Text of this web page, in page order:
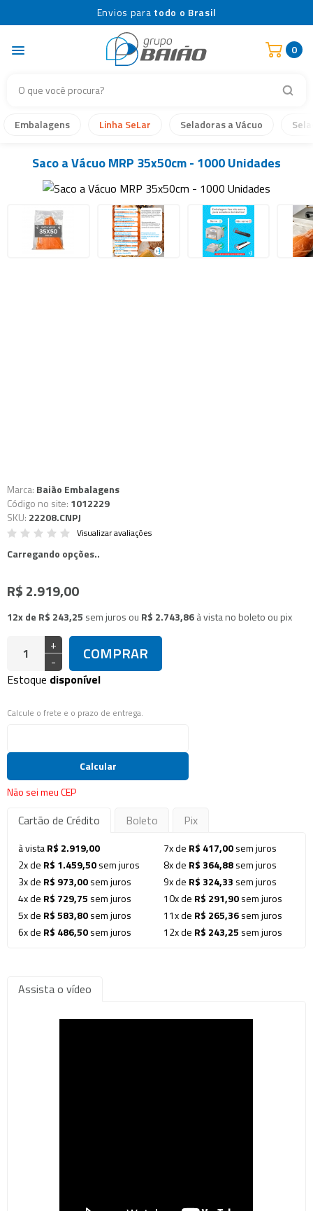
Envios para todo o Brasil
0
Embalagens Linha SeLar Seladoras a Vácuo
Saco a Vácuo MRP 35x50cm - 1000 Unidades
Marca: Baião Embalagens
Código no site: 1012229
SKU: 22208.CNPJ
Visualizar avaliações
Carregando opções..
R$ 2.919,00
12x de R$ 243,25 sem juros ou R$ 2.743,86à vista no boleto ou pix
+
-
COMPRAR
Estoque disponível
Calcule o frete e o prazo de entrega.
Calcular
Não sei meu CEP
Cartão de Crédito Boleto Pix
à vistaR$ 2.919,00
2x de R$ 1.459,50sem juros
3x de R$ 973,00sem juros
4x de R$ 729,75 sem juros
5x de R$ 583,80sem juros
6x de R$ 486,50sem juros
7x de R$ 417,00sem juros
8x de R$ 364,88sem juros
9x de R$ 324,33 sem juros
10x de R$ 291,90sem juros
11x de R$ 265,36sem juros
12x de R$ 243,25 sem juros
Assista o vídeo